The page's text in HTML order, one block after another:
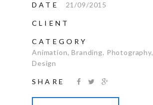
DATE 21/09/2015
CLIENT
CATEGORY
Animation,Branding, Photography,
Design
SHARE